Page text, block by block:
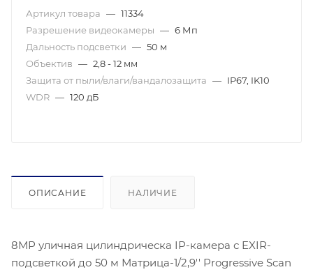
Артикул товара — 11334
Разрешение видеокамеры — 6 Мп
Дальность подсветки — 50 м
Объектив — 2,8 - 12 мм
Защита от пыли/влаги/вандалозащита — IP67, IK10
WDR — 120 дБ
ОПИСАНИЕ НАЛИЧИЕ
8МР уличная цилиндрическа IP-камера с EXIR-
подсветкой до 50 м Матрица-1/2,9'' Progressive Scan